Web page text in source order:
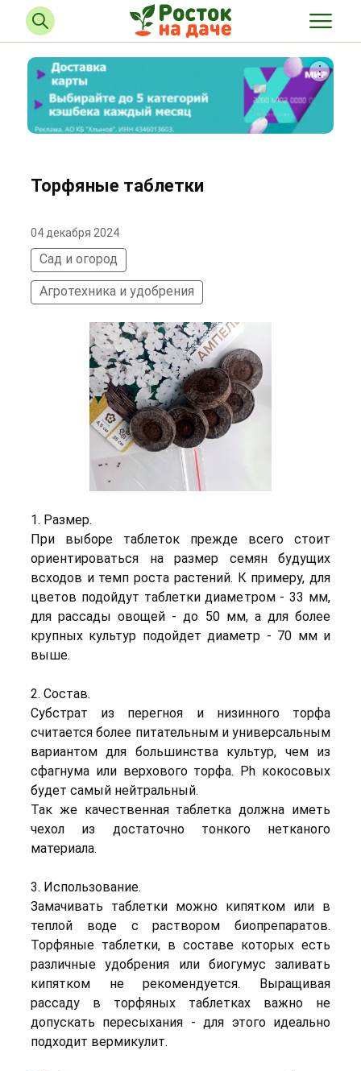
Торфяные таблетки
04 декабря 2024
Сад и огород
Агротехника и удобрения
1. Размер.
При выборе таблеток прежде всего стоит
ориентироваться на размер семян будущих
всходов и темп роста растений. К примеру, для
цветов подойдут таблетки диаметром - 33 мм,
для рассады овощей - до 50 мм, а для более
крупных культур подойдет диаметр - 70 мм и
выше.
2. Состав.
Субстрат из перегноя и низинного торфа
считается более питательным и универсальным
вариантом для большинства культур, чем из
сфагнума или верхового торфа. Ph кокосовых
будет самый нейтральный.
Так же качественная таблетка должна иметь
чехол из достаточно тонкого нетканого
материала.
3. Использование.
Замачивать таблетки можно кипятком или в
теплой воде с раствором биопрепаратов.
Торфяные таблетки, в составе которых есть
различные удобрения или биогумус заливать
кипятком не рекомендуется. Выращивая
рассаду в торфяных таблетках важно не
допускать пересыхания - для этого идеально
подходит вермикулит.